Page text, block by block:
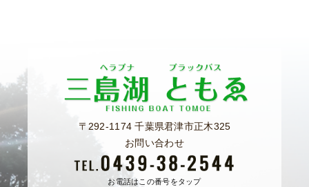
〒292-1174 千葉県君津市正木325
お問い合わせ
お電話はこの番号をタップ